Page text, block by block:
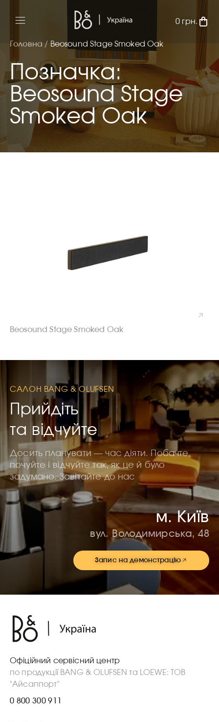
0 грн.
Головна / Beosound Stage Smoked Oak
Позначка:
Beosound Stage
Smoked Oak
Beosound Stage Smoked Oak
САЛОН BANG & OLUFSEN
Прийдіть
та відчуйте
Досить планувати — час діяти. Побачте,
почуйте і відчуйте так, як це й було
задумано. Завітайте до нас
м. Київ
вул. Володимирська, 48
Запис на демонстрацію
Офіційний сервісний центр
по продукції BANG & OLUFSEN та LOEWE: ТОВ
"Айсаппорт"
0 800 300 911